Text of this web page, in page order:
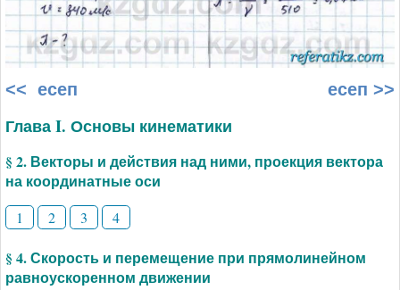
<< есеп есеп >>
Глава I. Основы кинематики
§ 2. Векторы и действия над ними, проекция вектора
на координатные оси
1 2 3 4
§ 4. Скорость и перемещение при прямолинейном
равноускоренном движении